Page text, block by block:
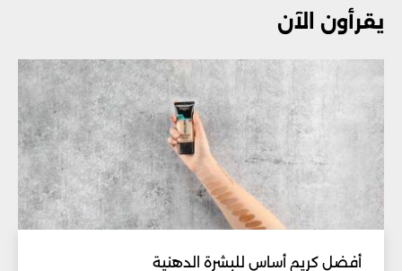
يقرأون الآن
أفضل كريم أساس للبشرة الدهنية